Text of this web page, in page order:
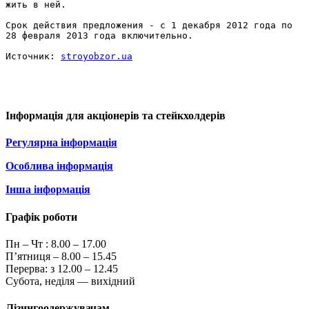
жить в ней.
Срок действия предложения - с 1 декабря 2012 года по
28 февраля 2013 года включительно.
Источник: stroyobzor.ua
Інформація для акціонерів та стейкхолдерів
Регулярна інформація
Особлива інформація
Інша інформація
Графік роботи
Пн – Чт : 8.00 – 17.00
П’ятниця – 8.00 – 15.45
Перерва: з 12.00 – 12.45
Субота, неділя — вихідний